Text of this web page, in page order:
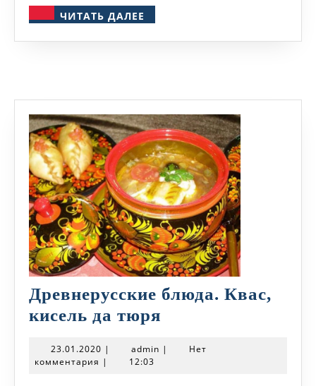
ЧИТАТЬ ДАЛЕЕ
ДАЛЕЕ
Древнерусские блюда. Квас,
кисель да тюря
Квас,
23.01.2020 23.01.2020
| admin admin
|
Нет
комментария | 12:03